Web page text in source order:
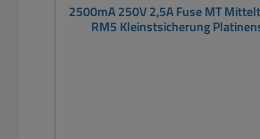
2500mA 250V 2,5A Fuse MT
RM5 Kleinstsicherung